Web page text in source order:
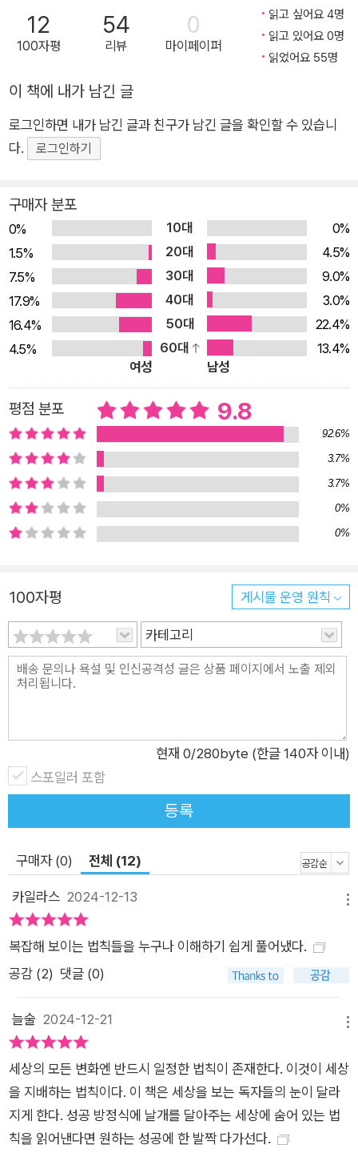
는 어떠한 패턴이 있다. 매일 해가 뜨고, 강물은 위에서 아래로 흐
르고, 기온이 따뜻해지면 얼음이 녹으며, 주기적으로 계절은 변한
것이고, 지식은 나는 것이다. 법칙은 상식, 교양, 지식 이 모든 것
을 아우른다. 인생을 살면서, 아래와 같은 의문을 품은 사람이라
면 반드시 이 책을 읽어라! ‘나는 하는 일마다 실패하는데, 왜 저
똑똑한 사람들이 쳐놓은 덫과 함정에 빠지지 않는 행운을 어디에
서 구할까?’ ‘지금 세상은 어떻게 움직이고 그런 세상을 지배하는
법칙들은 어떻게 발전되었는가?’ ‘성공한 사람들이 이미 알고, 남
모르게 쓰고 있는 성공 방정식은 무엇일까?’ 세상을 지배하는 법
칙, ‘총망라!’ 세상을 보는 ‘당신의 눈이 달라진다!’ 더 많은 선택과
여유로움을 위해 세상 읽기 시크릿, 세상을 ‘지배하는 법칙’을 선
물하라! 어느 분야든 깊이 공부하면 법칙, 즉 ‘모든 사물과 현상의
원인과 결과 사이에 내재하는 보편적, 필연적인 불변의 관계’가
고도 그 사람이 앓고 있는 병을 거의 진단할 수 있고, 구두 수선공
들은 구두가 닳은 모양만 보고도 그 사람의 성격과 체질을 알 수
있는 것처럼 말이다. 유명한 추리소설 작가 시드니 셀던은 그의
작품에서 사기꾼들의 전형적인 수법을 말한다. 돈과 여자를 주면
80%의 사람들은 걸려든다는 것이다. 여기서 빠져나갈 사람은
거의 없다고 한다. 숙련된 수사관들은 자신이 범인이 아니라는 이
유를 아주 그럴싸하게 제시하는 사람이, 대부분 범인이라고 한다.
읽자. 필연적인 불변의 관계, 법칙의 관점에서 우리 삶의 현재와
미래를 내다보자. ‘세상의 법칙을 읽을 수 있다면, 훨씬 더 성공적
인 삶을 만들어갈 수 있지 않을까’ 하는 생각이다. 당신의 성공 방
정식에 날개를 달아주는 세상에 숨어 있는 ‘히든 법칙들!’ 이 책은
하인리히 법칙에서부터 깨진 유리창의 법칙까지, 이 세상을 지배
기를 추가했다. 그래서 이 책이 상식을 뛰어넘어 여러분의 삶에
현실적으로 도움되는 ‘실천적 교양’으로 읽히기를 바란다. 먼저
여기서 원리와 법칙을 정리하고 넘어가기로 하자. 법칙이란 특정
현상을 설명할 수 있는 검증된 이론이며, 하나의 근본적인 이치나
나무에서 땅으로 사과가 떨어지는 것은 만유인력의 법칙이 작용
하기 때문이며, 만유인력의 원리는 모든 사물이 자체의 질량과 비
례하여 다른 사물들을 끌어당기는 힘을 가지고 있기 때문이다. 즉
모든 법칙 뒤에는 어떤 원리가 존재하고 있는 것이다. 필자는 이
을 추려서 나름대로의 해석을 시도해봤다. 물론 기존의 학자들이
필요한 이유는 일단 검증된 것이기에 믿고 따를 수 있기 때문이
법칙들을 정리했다. 이 책에 나오는 다양한 사고와 나의 생각을
뒤섞어보기 바란다. 그러면 마치 핵분열하듯 머릿속에서 무서운
변화가 일어날 것이다. 뷔페처럼 골라 읽는 상식을 뛰어넘는 실용
교양, ‘101가지 법칙!’ 이 책에 나오는 법칙들은 대부분 합당한 이
12
100자평
54
리뷰
0
마이페이퍼
읽고 싶어요 4명
읽고 있어요 0명
읽었어요 55명
이 책에 내가 남긴 글
로그인하면 내가 남긴 글과 친구가 남긴 글을 확인할 수 있습니
다.
로그인하기
구매자 분포
0% 10대
0%
1.5%
20대
4.5%
7.5%
30대
9.0%
17.9%
40대
3.0%
16.4%
50대
22.4%
4.5%
60대
13.4%
여성
남성
평점 분포 9.8
92.6%
3.7%
3.7%
0%
0%
100자평 게시물 운영 원칙
카테고리
현재 0/280byte (한글 140자 이내)
스포일러 포함
등록
구매자 (0) 전체 (12)
카일라스 2024-12-13
복잡해 보이는 법칙들을 누구나 이해하기 쉽게 풀어냈다.
공감 (2) 댓글 (0)
늘술 2024-12-21
세상의 모든 변화엔 반드시 일정한 법칙이 존재한다. 이것이 세상
을 지배하는 법칙이다. 이 책은 세상을 보는 독자들의 눈이 달라
지게 한다. 성공 방정식에 날개를 달아주는 세상에 숨어 있는 법
칙을 읽어낸다면 원하는 성공에 한 발짝 다가선다.